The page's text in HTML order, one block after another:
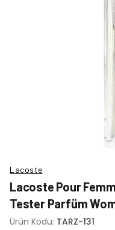
Lacoste
Lacoste Pour
Tester Parfüm
Ürün Kodu: TARZ-131